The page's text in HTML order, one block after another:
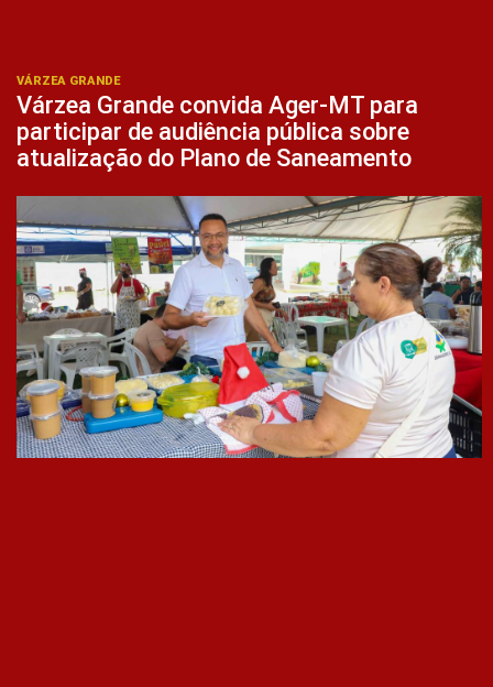
VÁRZEA GRANDE
Várzea Grande convida Ager-MT para
participar de audiência pública sobre
atualização do Plano de Saneamento